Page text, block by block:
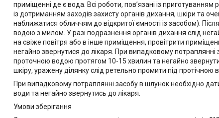
приміщенні де є вода. Всі роботи, пов’язані із
із дотриманням заходів захисту органів дихання, шкіри та
наближатися обличчям до відкритої ємності із засобом).
водою з милом. У разі подразнення органів дихання слід
на свіже повітря або в інше приміщення, провітрити
негайно звернутися до лікаря. При випадковому потраплянні
проточною водою протягом 10-15 хвилин та негайно
шкіру, уражену ділянку слід ретельно промити під протічною
При випадковому потраплянні засобу в шлунок необхідно
води та негайно звернутись до лікаря.
Умови зберігання